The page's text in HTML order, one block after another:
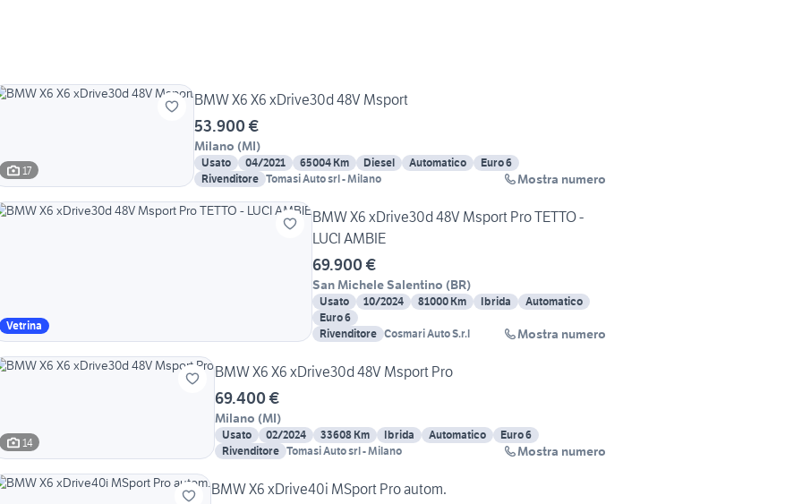
17
BMW X6 X6 xDrive30d 48V Msport
53.900 €
Milano (MI)
Usato 04/2021 65004 Km Diesel Automatico
Euro 6
Rivenditore Tomasi Auto srl - Milano Mostra numero
Vetrina
BMW X6 xDrive30d 48V Msport Pro TETTO -
LUCI AMBIE
69.900 €
San Michele Salentino (BR)
Usato 10/2024 81000 Km Ibrida
Automatico
Euro 6
Rivenditore Cosmari Auto S.r.l Mostra numero
14
BMW X6 X6 xDrive30d 48V Msport Pro
69.400 €
Milano (MI)
Usato 02/2024 33608 Km Ibrida Automatico
Euro 6
Rivenditore Tomasi Auto srl - Milano Mostra numero
BMW X6 xDrive40i MSport Pro autom.